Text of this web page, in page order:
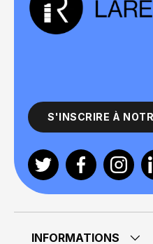
S'INSCRIRE À
Twitter Facebook
INFORMATIONS